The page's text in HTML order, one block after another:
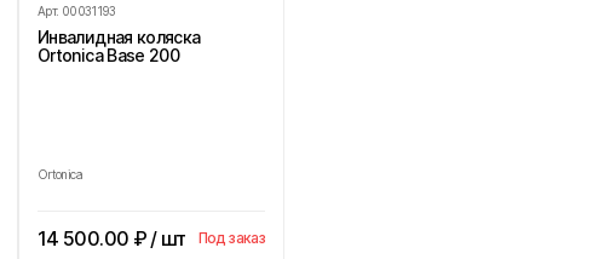
Арт. 00031193
Инвалидная коляска
Ortonica Base 200
Ortonica
14 500.00 ₽ / шт Под заказ